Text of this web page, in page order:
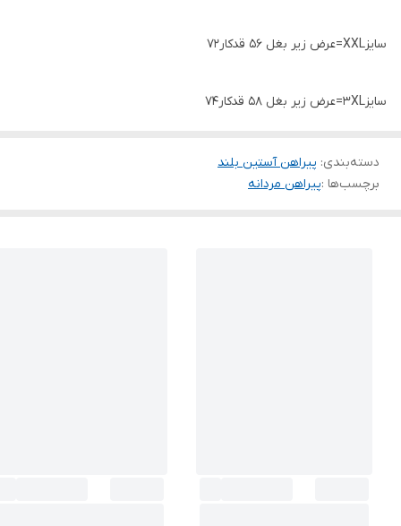
سایزXXL=عرض زیر بغل 56 قدکار72
سایز3XL=عرض زیر بغل 58 قدکار74
دسته‌بندی: پیراهن آستین بلند
برچسب‌ها :پیراهن مردانه